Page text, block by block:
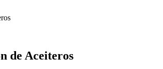
de Aceiteros